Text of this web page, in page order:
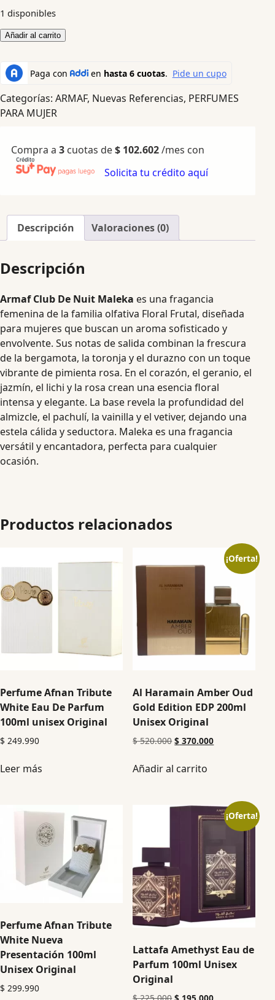
1 disponibles
Añadir al carrito
Categorías: ARMAF, Nuevas Referencias, PERFUMES
PARA MUJER
Compra a 3 cuotas de$ 102.602/mes con
Solicita tu crédito aquí
Descripción Valoraciones (0)
Descripción
Armaf Club De Nuit Maleka es una fragancia
femenina de la familia olfativa Floral Frutal, diseñada
para mujeres que buscan un aroma sofisticado y
envolvente. Sus notas de salida combinan la frescura
de la bergamota, la toronja y el durazno con un toque
vibrante de pimienta rosa. En el corazón, el geranio, el
jazmín, el lichi y la rosa crean una esencia floral
intensa y elegante. La base revela la profundidad del
almizcle, el pachulí, la vainilla y el vetiver, dejando una
estela cálida y seductora. Maleka es una fragancia
versátil y encantadora, perfecta para cualquier
ocasión.
Productos relacionados
Perfume Afnan Tribute
White Eau De Parfum
100ml unisex Original
$ 249.990
Leer más
¡Oferta!
Al Haramain Amber Oud
Gold Edition EDP 200ml
Unisex Original
$520.000 $ 370.000
Añadir al carrito
Perfume Afnan Tribute
White Nueva
Presentación 100ml
Unisex Original
$ 299.990
¡Oferta!
Lattafa Amethyst Eau de
Parfum 100ml Unisex
Original